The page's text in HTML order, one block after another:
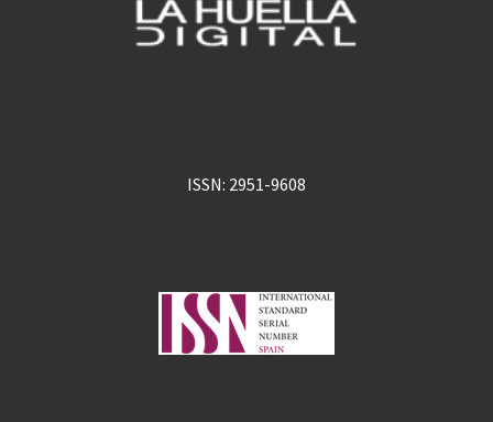
ISSN: 2951-9608